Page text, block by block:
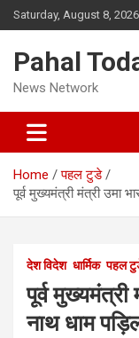
Skip
to
Saturday, August 8, 2026
Pahal
News Network
Home
पहल टुडे
पूर्व मुख्यमंत्री मंत्री उमा
देश विदेश धार्मिक पहल
पूर्व मुख्यमंत्री
नाथ धाम